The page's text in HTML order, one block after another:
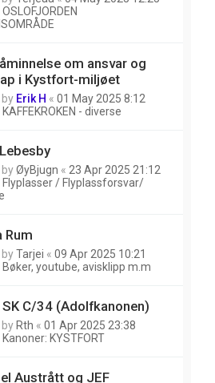
OSLOFJORDEN
om ansvar og
i Kystfort-miljøet
by Erik H « 01 May 2025 8:12
KAFFEKROKEN - diverse
byØyBjugn « 23 Apr 2025 21:12
Flyplasser / Flyplassforsvar/
Rum
byTarjei « 09 Apr 2025 10:21
Bøker, youtube, avisklipp m.m
C/34 (Adolfkanonen)
by Rth « 01 Apr 2025 23:38
Kanoner: KYSTFORT
Austrått og JEF